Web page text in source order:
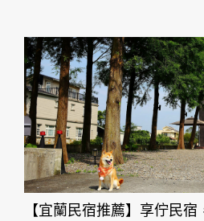
【宜蘭民宿推薦】享佇民